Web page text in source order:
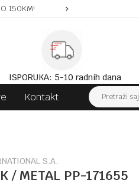
150KM!
ISPORUKA: 5-10 radnih dana
Kontakt Pretraži
S.A.
/ METAL PP-171655